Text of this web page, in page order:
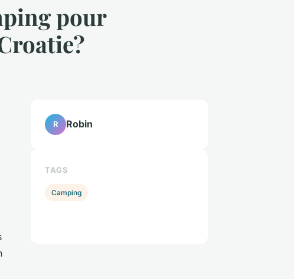
pour
R Robin
TAGS
Camping